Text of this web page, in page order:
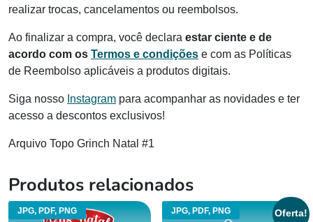
realizar trocas, cancelamentos ou reembolsos.
Ao finalizar a compra, você declara estar ciente e de
acordo com os Termos e condições e com as Políticas
de Reembolso aplicáveis a produtos digitais.
Siga nosso Instagram para acompanhar as novidades e ter
acesso a descontos exclusivos!
Arquivo Topo Grinch Natal #1
Produtos relacionados
JPG, PDF, PNG JPG, PDF, PNG Oferta!